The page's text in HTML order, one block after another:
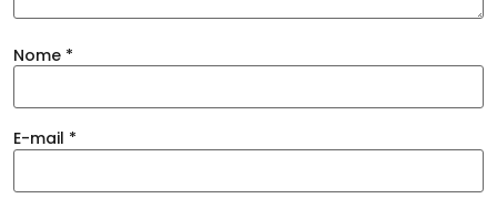
Nome *
E-mail *